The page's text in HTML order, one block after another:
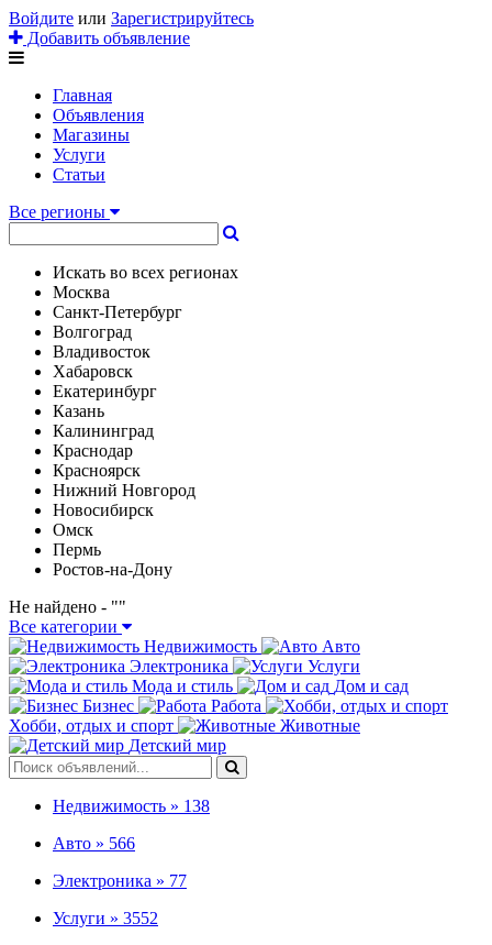
Войдите или Зарегистрируйтесь
Добавить объявление
Главная
Объявления
Магазины
Услуги
Статьи
Все регионы
Искать во всех регионах
Москва
Санкт-Петербург
Волгоград
Владивосток
Хабаровск
Екатеринбург
Казань
Калининград
Краснодар
Красноярск
Нижний Новгород
Новосибирск
Омск
Пермь
Ростов-на-Дону
Не найдено - ""
Все категории
Недвижимость
Авто
Электроника
Услуги
Мода и стиль
Дом и сад
Бизнес
Работа
Хобби, отдых и спорт
Животные
Детский мир
Недвижимость » 138
Авто » 566
Электроника » 77
Услуги » 3552